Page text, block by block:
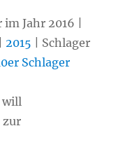
Jahr 2016 |
|2015 | Schlager
Schlager
will
zur